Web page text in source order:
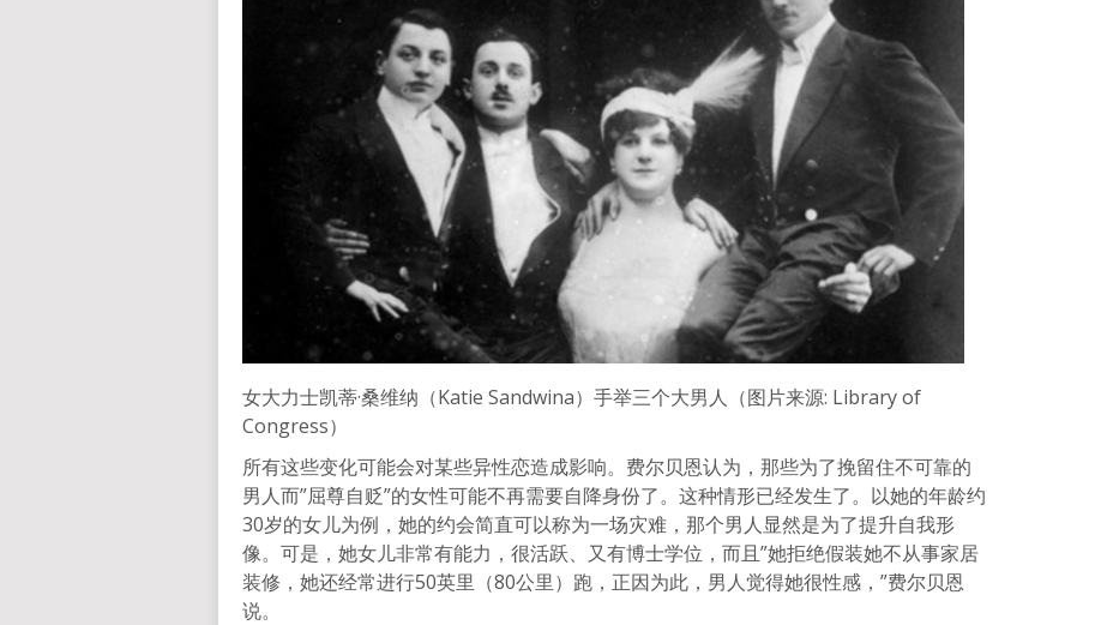
女大力士凯蒂·桑维纳（Katie Sandwina）手举三个大男人（图片来源: Library of
Congress）
所有这些变化可能会对某些异性恋造成影响。费尔贝恩认为，那些为了挽留住不可靠的
男人而”屈尊自贬”的女性可能不再需要自降身份了。这种情形已经发生了。以她的年龄约
30岁的女儿为例，她的约会简直可以称为一场灾难，那个男人显然是为了提升自我形
像。可是，她女儿非常有能力，很活跃、又有博士学位，而且”她拒绝假装她不从事家居
装修，她还经常进行50英里（80公里）跑，正因为此，男人觉得她很性感，”费尔贝恩
说。